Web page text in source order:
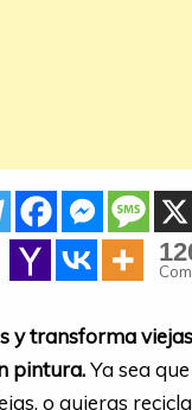
y transforma
pintura.Ya sea
o quieras